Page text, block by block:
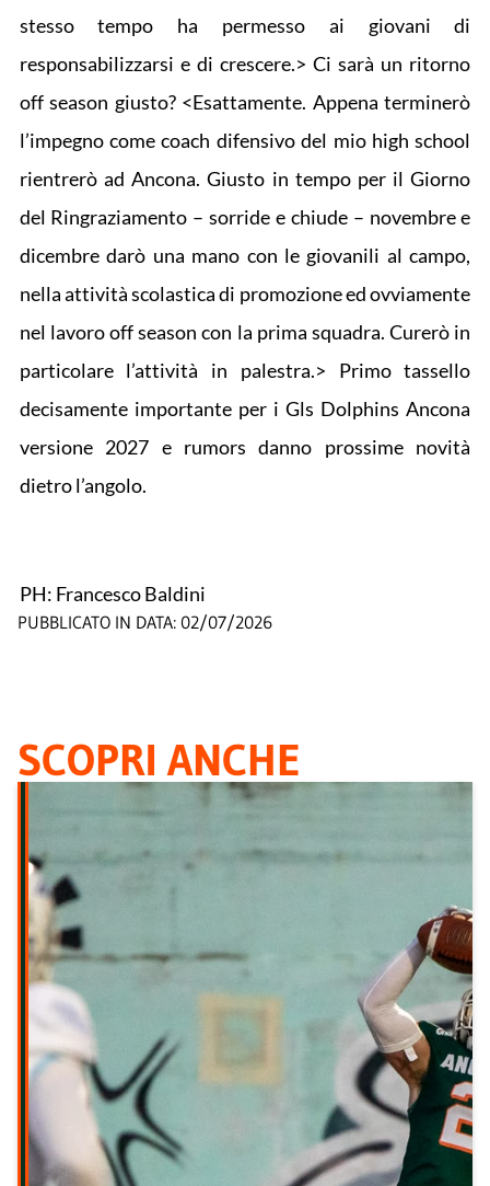
stesso tempo ha permesso ai giovani di
responsabilizzarsi e di crescere.> Ci sarà un ritorno
off season giusto? <Esattamente. Appena terminerò
l’impegno come coach difensivo del mio high school
rientrerò ad Ancona. Giusto in tempo per il Giorno
del Ringraziamento – sorride e chiude – novembre e
dicembre darò una mano con le giovanili al campo,
nella attività scolastica di promozione ed ovviamente
nel lavoro off season con la prima squadra. Curerò in
particolare l’attività in palestra.> Primo tassello
decisamente importante per i Gls Dolphins Ancona
versione 2027 e rumors danno prossime novità
dietro l’angolo.
PH: Francesco Baldini
PUBBLICATO IN DATA: 02/07/2026
SCOPRI ANCHE